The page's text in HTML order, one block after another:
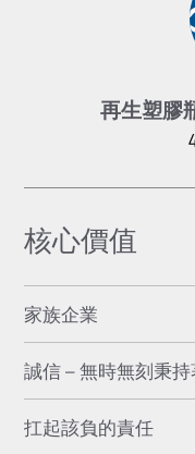
再生塑膠
核心價值
家族企業
誠信 – 無時無刻秉持
扛起該負的責任